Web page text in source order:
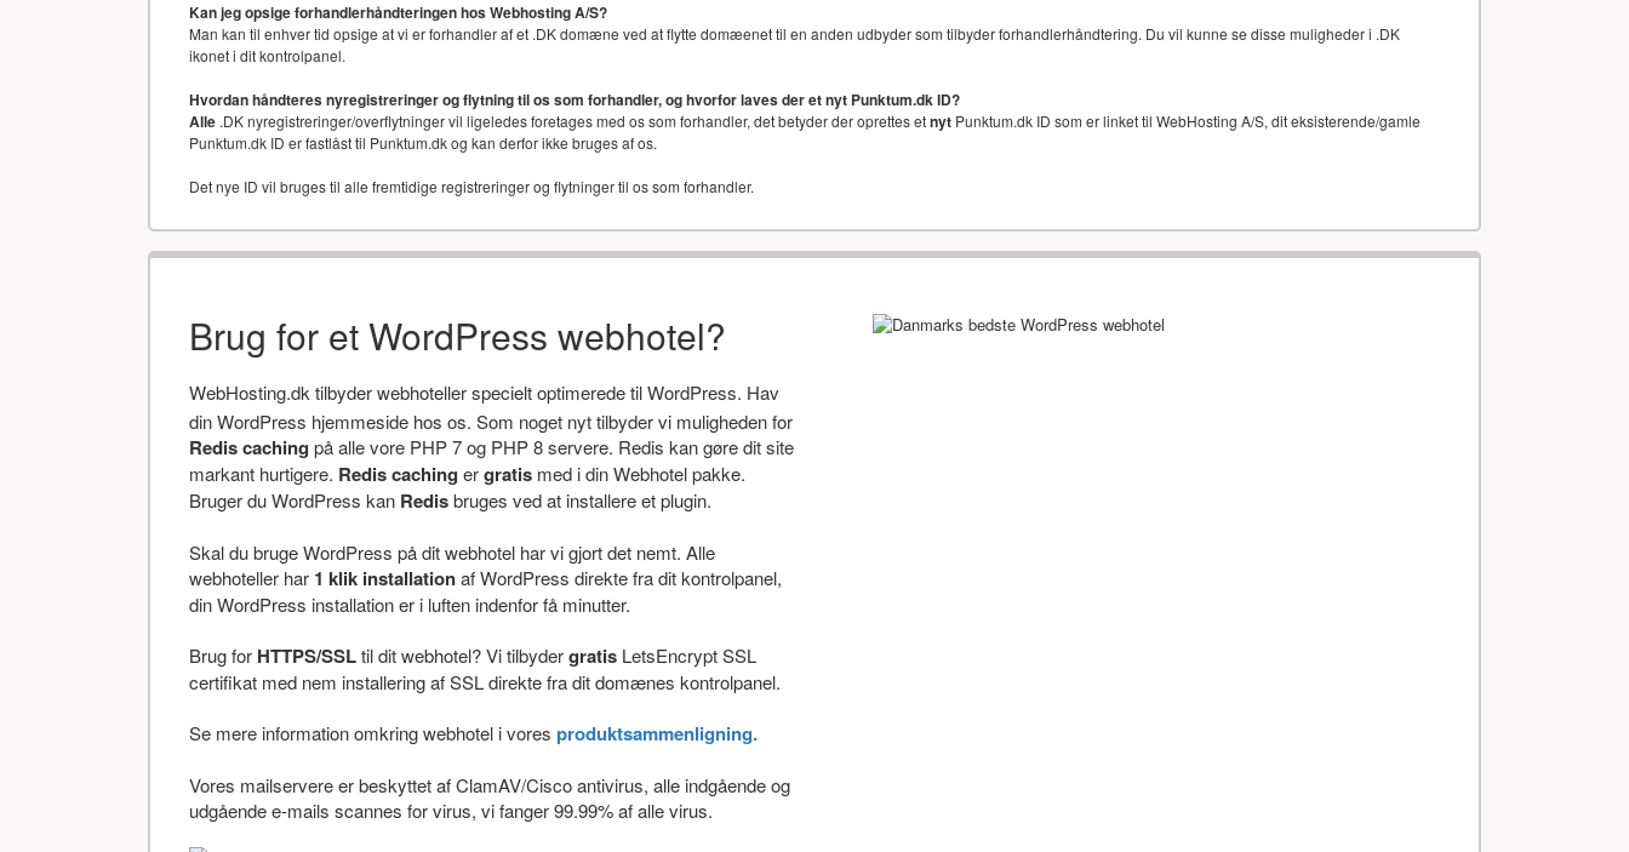
Kan jeg opsige forhandlerhåndteringen hos Webhosting A/S?
Man kan til enhver tid opsige at vi er forhandler af et .DK domæne ved at flytte domæenet til en anden udbyder som tilbyder forhandlerhåndtering. Du vil kunne se disse muligheder i .DK
ikonet i dit kontrolpanel.
Hvordan håndteres nyregistreringer og flytning til os som forhandler, og hvorfor laves der et nyt Punktum.dk ID?
Alle .DK nyregistreringer/overflytninger vil ligeledes foretages med os som forhandler, det betyder der oprettes etnyt Punktum.dk ID som er linket til WebHosting A/S, dit eksisterende/gamle
Punktum.dk ID er fastlåst til Punktum.dk og kan derfor ikke bruges af os.
Det nye ID vil bruges til alle fremtidige registreringer og flytninger til os som forhandler.
Brug for et WordPress webhotel?
WebHosting.dk tilbyder webhoteller specielt optimerede til WordPress. Hav
din WordPress hjemmeside hos os. Som noget nyt tilbyder vi muligheden for
Redis caching på alle vore PHP 7 og PHP 8 servere. Redis kan gøre dit site
markant hurtigere. Redis caching ergratis med i din Webhotel pakke.
Bruger du WordPress kan Redisbruges ved at installere et plugin.
Skal du bruge WordPress på dit webhotel har vi gjort det nemt. Alle
webhoteller har 1 klik installationaf WordPress direkte fra dit kontrolpanel,
din WordPress installation er i luften indenfor få minutter.
Brug for HTTPS/SSLtil dit webhotel? Vi tilbydergratis LetsEncrypt SSL
certifikat med nem installering af SSL direkte fra dit domænes kontrolpanel.
Se mere information omkring webhotel i vores produktsammenligning.
Vores mailservere er beskyttet af ClamAV/Cisco antivirus, alle indgående og
udgående e-mails scannes for virus, vi fanger 99.99% af alle virus.